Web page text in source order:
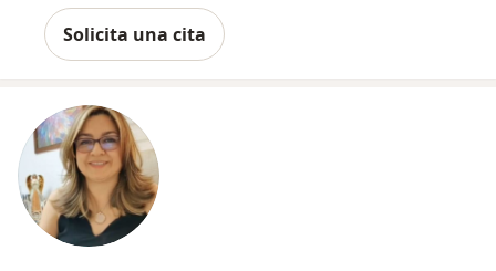
Solicita una cita